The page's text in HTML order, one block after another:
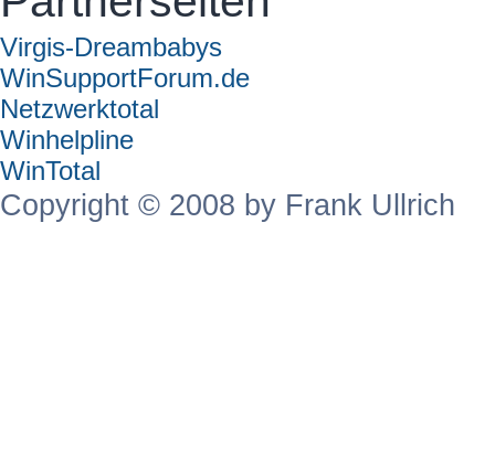
Virgis-Dreambabys
WinSupportForum.de
Netzwerktotal
Winhelpline
WinTotal
Copyright © 2008 by Frank Ullrich